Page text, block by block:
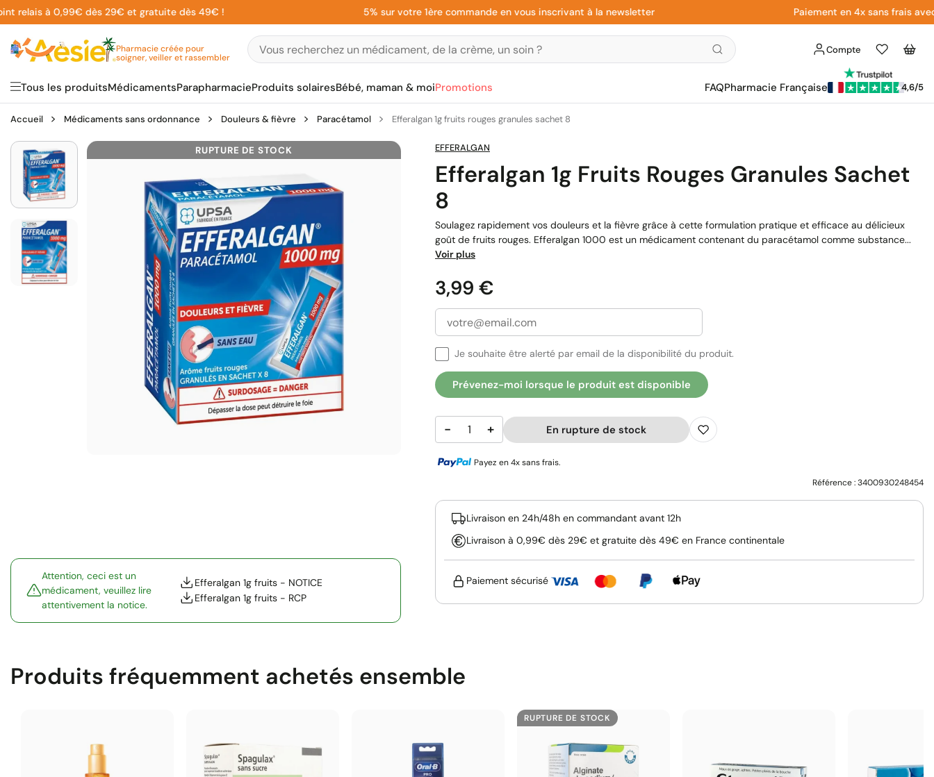
Aller
au
contenu
à 0,99€ dès 29€ et gratuite dès 49€ ! 5% sur votre 1ère commande en vous inscrivant à la newsletter Paiement en 4x sans frais avec
Pharmacie créée pour
soigner, veiller et rassembler
Compte
Liste
d'envies
Panier
Tous les produitsMédicamentsParapharmacieProduits solairesBébé, maman & moiPromotions FAQPharmacie Française 4,6/5
Accueil Médicaments sans ordonnance Douleurs & fièvre Paracétamol Efferalgan 1g fruits rouges granules sachet 8
RUPTURE DE STOCK
Attention, ceci est un
médicament, veuillez lire
attentivement la notice.
Efferalgan 1g fruits - NOTICE
Efferalgan 1g fruits - RCP
EFFERALGAN
Efferalgan 1g Fruits Rouges Granules Sachet
8
Soulagez rapidement vos douleurs et la fièvre grâce à cette formulation pratique et efficace au délicieux
goût de fruits rouges. Efferalgan 1000 est un médicament contenant du paracétamol comme substance...
Voir plus
Prix
3,99 €
Je souhaite être alerté par email de la disponibilité du produit.
Prévenez-moi lorsque le produit est disponible
− + En rupture de stock
Payez en 4x sans frais.
Référence :3400930248454
Livraison en 24h/48h en commandant avant 12h
Livraison à 0,99€ dès 29€ et gratuite dès 49€ en France continentale
Paiement sécurisé
Produits fréquemment achetés ensemble
RUPTURE DE STOCK